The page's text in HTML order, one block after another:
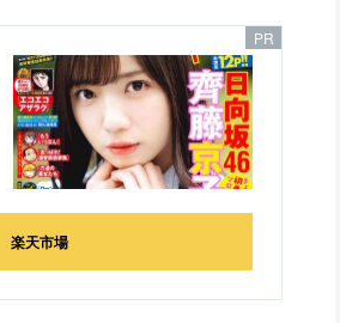
楽天市場